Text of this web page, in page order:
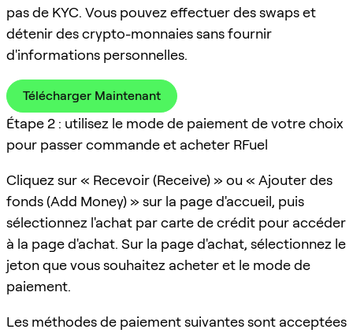
pas de KYC. Vous pouvez effectuer des swaps et
détenir des crypto-monnaies sans fournir
d'informations personnelles.
Télécharger Maintenant
Étape 2 : utilisez le mode de paiement de votre choix
pour passer commande et acheter RFuel
Cliquez sur « Recevoir (Receive) » ou « Ajouter des
fonds (Add Money) » sur la page d'accueil, puis
sélectionnez l'achat par carte de crédit pour accéder
à la page d'achat. Sur la page d'achat, sélectionnez le
jeton que vous souhaitez acheter et le mode de
paiement.
Les méthodes de paiement suivantes sont acceptées